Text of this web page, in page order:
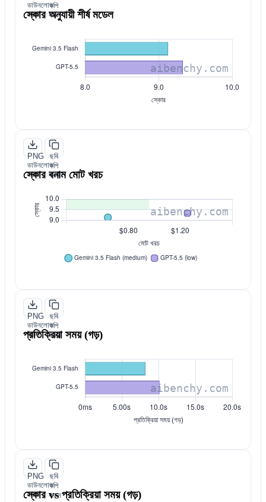
ডাউনলোড
করুন
কপি
করুন
স্কোর অনুযায়ী শীর্ষ মডেল
PNG
ডাউনলোড
করুন
ছবি
কপি
করুন
স্কোর বনাম মোট খরচ
PNG
ডাউনলোড
করুন
ছবি
কপি
করুন
প্রতিক্রিয়া সময় (গড়)
PNG
ডাউনলোড
করুন
ছবি
কপি
করুন
স্কোর vs প্রতিক্রিয়া সময় (গড়)